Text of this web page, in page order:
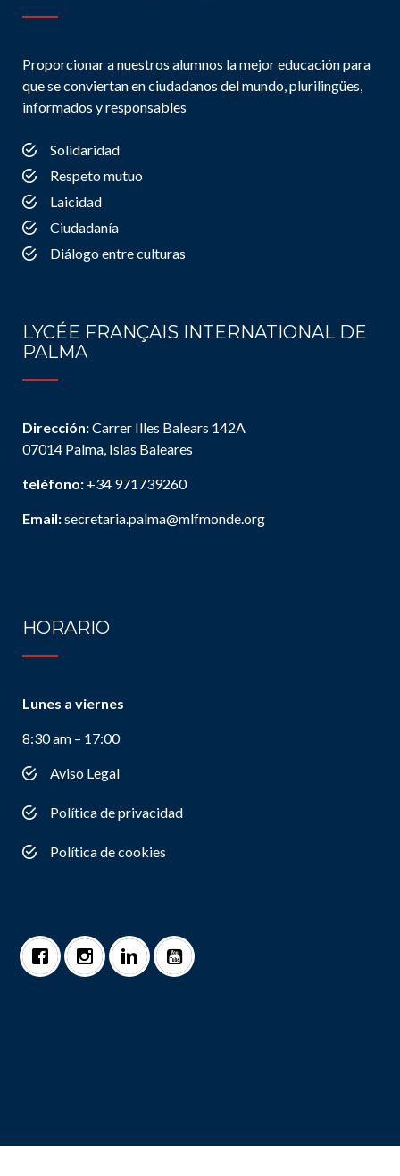
Proporcionar a nuestros alumnos la mejor educación para
que se conviertan en ciudadanos del mundo, plurilingües,
informados y responsables
Solidaridad
Respeto mutuo
Laicidad
Ciudadanía
Diálogo entre culturas
LYCÉE FRANÇAIS INTERNATIONAL DE
PALMA
Dirección:Carrer Illes Balears 142A
07014 Palma, Islas Baleares
teléfono: +34 971739260
Email:secretaria.palma@mlfmonde.org
HORARIO
Lunes a viernes
8:30 am – 17:00
Aviso Legal
Política de privacidad
Política de cookies